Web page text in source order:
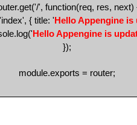
', function(req, res, next)
{ title: ' Hello Appengine is
Hello Appengine is
});
module.exports = router;